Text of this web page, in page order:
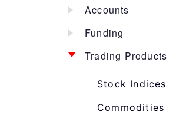
Accounts
Funding
Trading Products
Stock Indices
Commodities